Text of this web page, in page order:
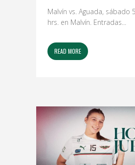
Malvín vs. Aguada, sábado
hrs. en Malvín. Entradas...
READ MORE